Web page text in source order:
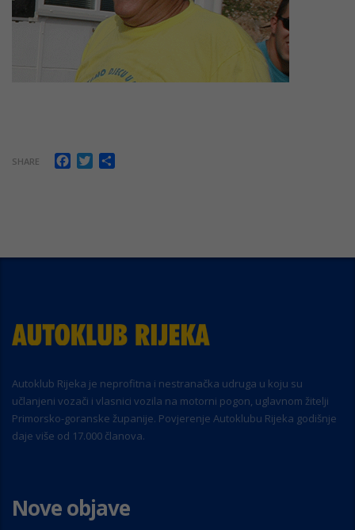
SHARE Facebook
Twitter
Autoklub Rijeka je neprofitna i nestranačka udruga u koju su
učlanjeni vozači i vlasnici vozila na motorni pogon, uglavnom žitelji
Primorsko-goranske županije. Povjerenje Autoklubu Rijeka godišnje
daje više od 17.000 članova.
Nove objave